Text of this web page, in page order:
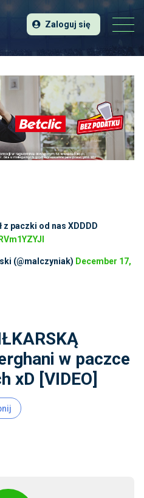
Zaloguj się
z paczki od nas XDDDD
(@malczyniak) December 17,
w paczce
xD [VIDEO]